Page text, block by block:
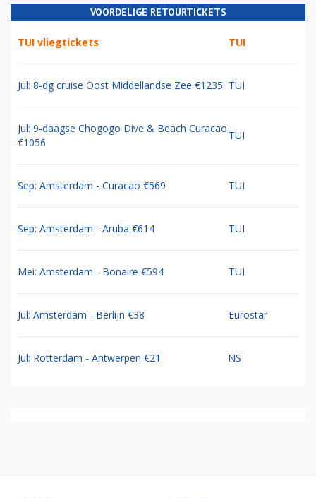
VOORDELIGE RETOURTICKETS
TUI vliegtickets TUI
Jul: 8-dg cruise Oost Middellandse Zee €1235 TUI
Jul: 9-daagse Chogogo Dive & Beach Curacao
€1056
TUI
Sep: Amsterdam - Curacao €569 TUI
Sep: Amsterdam - Aruba €614 TUI
Mei: Amsterdam - Bonaire €594 TUI
Jul: Amsterdam - Berlijn €38 Eurostar
Jul: Rotterdam - Antwerpen €21 NS